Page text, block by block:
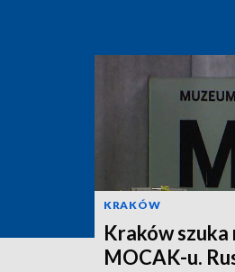
KRAKÓW
Kraków
MOCAK-u.